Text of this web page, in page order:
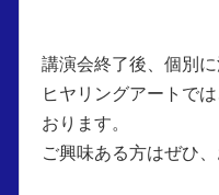
講演会終了後、個別
ヒヤリングアートで
おります。
ご興味ある方はぜひ